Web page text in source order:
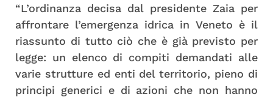
“L’ordinanza decisa dal presidente Zaia per
affrontare l’emergenza idrica in Veneto è il
riassunto di tutto ciò che è già previsto per
legge: un elenco di compiti demandati alle
varie strutture ed enti del territorio, pieno di
principi generici e di azioni che non hanno